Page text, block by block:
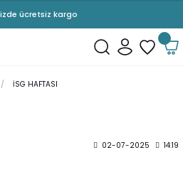
ücretsiz kargo
İSG HAFTASI
02-07-2025 14:19